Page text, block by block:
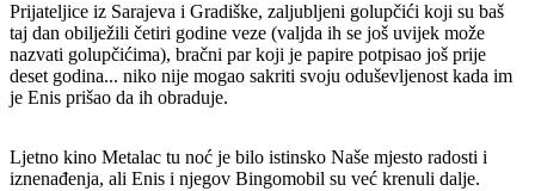
Prijateljice iz Sarajeva i Gradiške, zaljubljeni golupčići koji su baš
taj dan obilježili četiri godine veze (valjda ih se još uvijek može
nazvati golupčićima), bračni par koji je papire potpisao još prije
deset godina... niko nije mogao sakriti svoju oduševljenost kada im
je Enis prišao da ih obraduje.
Ljetno kino Metalac tu noć je bilo istinsko Naše mjesto radosti i
iznenađenja, ali Enis i njegov Bingomobil su već krenuli dalje.